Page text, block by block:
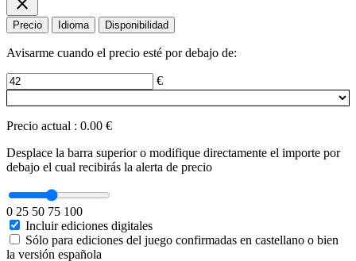
Precio Idioma Disponibilidad
Avisarme cuando el precio esté por debajo de:
€
Precio actual : 0.00 €
Desplace la barra superior o modifique directamente el importe por
debajo el cual recibirás la alerta de precio
0 25 50 75 100
Incluir ediciones digitales
Sólo para ediciones del juego confirmadas en castellano o bien
la versión española